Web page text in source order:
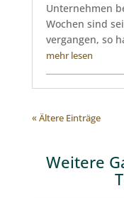
Unternehmen
Wochen sind
vergangen, so
mehr lesen
« Ältere Einträge
Weitere